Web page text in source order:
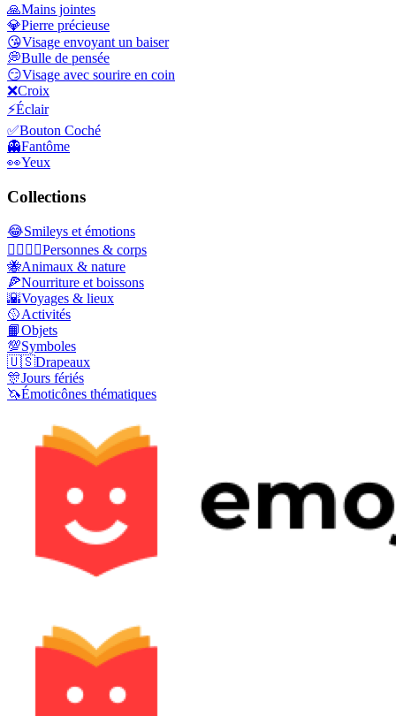
🙏Mains jointes
💎Pierre précieuse
😘Visage envoyant un baiser
💭Bulle de pensée
😏Visage avec sourire en coin
❌Croix
⚡Éclair
✅Bouton Coché
👻Fantôme
👀Yeux
Collections
😂Smileys et émotions
👩‍❤️‍💋‍👨Personnes & corps
🐝Animaux & nature
🍕Nourriture et boissons
🌇Voyages & lieux
🥎Activités
📙Objets
💯Symboles
🇺🇸Drapeaux
🎊Jours fériés
🦄Émoticônes thématiques